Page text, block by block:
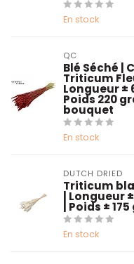
En stock
QC
Blé Séché |
Triticum
Longueur ±
Poids 220
bouquet
En stock
DUTCH DRIED
Triticum
| Longueur
| Poids ±
En stock